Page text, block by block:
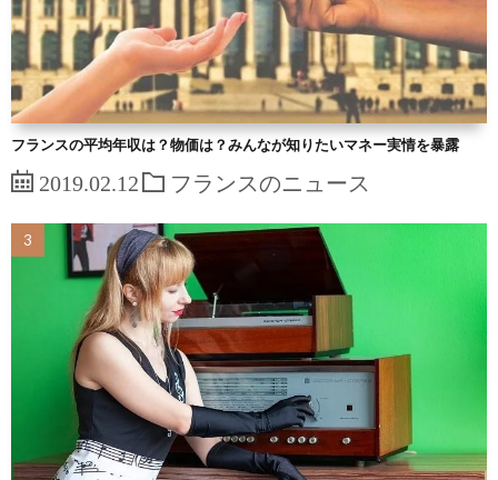
フランスの平均年収は？物価は？みんなが知りたいマネー実情を暴露
2019.02.12 フランスのニュース